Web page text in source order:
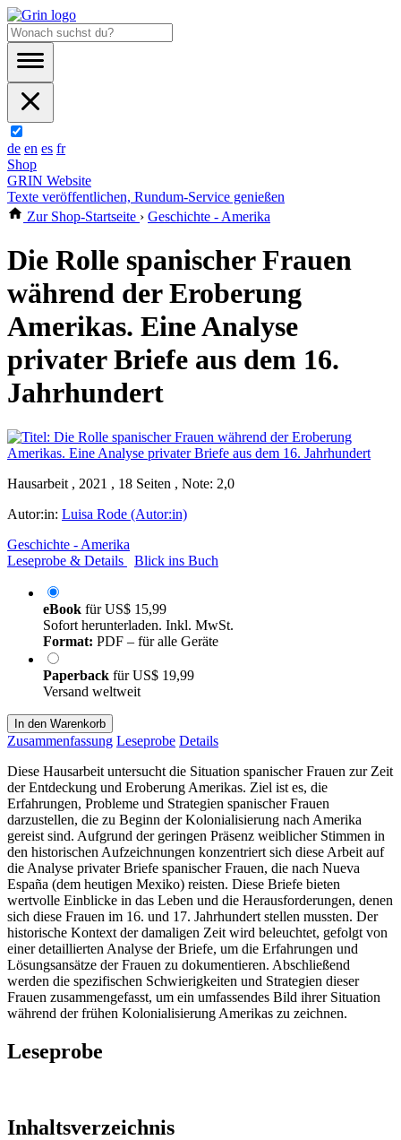
de en es fr
Shop
GRIN Website
Texte veröffentlichen, Rundum-Service genießen
Zur Shop-Startseite › Geschichte - Amerika
Die Rolle spanischer Frauen
während der Eroberung
Amerikas. Eine Analyse
privater Briefe aus dem 16.
Jahrhundert
Hausarbeit , 2021 , 18 Seiten , Note: 2,0
Autor:in: Luisa Rode (Autor:in)
Geschichte - Amerika
Leseprobe & Details
Blick ins Buch
eBook fürUS$ 15,99
Sofort herunterladen. Inkl. MwSt.
Format: PDF – für alle Geräte
Paperback fürUS$ 19,99
Versand weltweit
In den Warenkorb
Zusammenfassung Leseprobe Details
Diese Hausarbeit untersucht die Situation spanischer Frauen zur Zeit
der Entdeckung und Eroberung Amerikas. Ziel ist es, die
Erfahrungen, Probleme und Strategien spanischer Frauen
darzustellen, die zu Beginn der Kolonialisierung nach Amerika
gereist sind. Aufgrund der geringen Präsenz weiblicher Stimmen in
den historischen Aufzeichnungen konzentriert sich diese Arbeit auf
die Analyse privater Briefe spanischer Frauen, die nach Nueva
España (dem heutigen Mexiko) reisten. Diese Briefe bieten
wertvolle Einblicke in das Leben und die Herausforderungen, denen
sich diese Frauen im 16. und 17. Jahrhundert stellen mussten. Der
historische Kontext der damaligen Zeit wird beleuchtet, gefolgt von
einer detaillierten Analyse der Briefe, um die Erfahrungen und
Lösungsansätze der Frauen zu dokumentieren. Abschließend
werden die spezifischen Schwierigkeiten und Strategien dieser
Frauen zusammengefasst, um ein umfassendes Bild ihrer Situation
während der frühen Kolonialisierung Amerikas zu zeichnen.
Leseprobe
Inhaltsverzeichnis